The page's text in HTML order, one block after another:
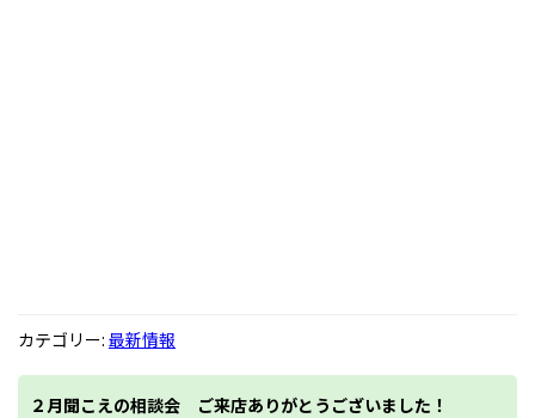
カテゴリー: 最新情報
２月聞こえの相談会 ご来店ありがとうございました！